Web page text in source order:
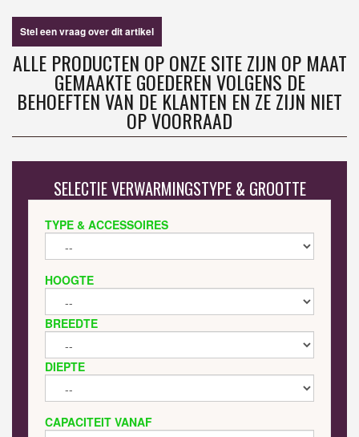
Stel een vraag over dit artikel
ALLE PRODUCTEN OP ONZE SITE ZIJN OP MAAT
GEMAAKTE GOEDEREN VOLGENS DE
BEHOEFTEN VAN DE KLANTEN EN ZE ZIJN NIET
OP VOORRAAD
SELECTIE VERWARMINGSTYPE & GROOTTE
TYPE & ACCESSOIRES
HOOGTE
BREEDTE
DIEPTE
CAPACITEIT VANAF